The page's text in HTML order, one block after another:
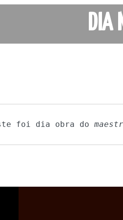
DIA
foi dia obra do